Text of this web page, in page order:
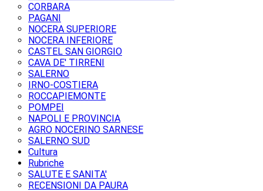
CORBARA
PAGANI
NOCERA SUPERIORE
NOCERA INFERIORE
CASTEL SAN GIORGIO
CAVA DE' TIRRENI
SALERNO
IRNO-COSTIERA
ROCCAPIEMONTE
POMPEI
NAPOLI E PROVINCIA
AGRO NOCERINO SARNESE
SALERNO SUD
Cultura
Rubriche
SALUTE E SANITA'
RECENSIONI DA PAURA